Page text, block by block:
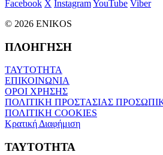
Facebook X InstagramYouTube Viber
© 2026 ENIKOS
ΠΛΟΗΓΗΣΗ
ΤΑΥΤΟΤΗΤΑ
ΕΠΙΚΟΙΝΩΝΙΑ
ΟΡΟΙ ΧΡΗΣΗΣ
ΠΟΛΙΤΙΚΗ ΠΡΟΣΤΑΣΙΑΣ
ΠΟΛΙΤΙΚΗ COOKIES
Κρατική Διαφήμιση
ΤΑΥΤΟΤΗΤΑ